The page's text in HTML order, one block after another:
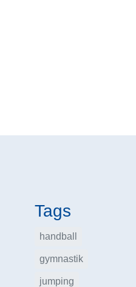
Tags
handball
gymnastik
jumping